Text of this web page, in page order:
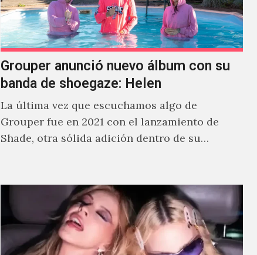
Grouper anunció nuevo álbum con su
banda de shoegaze: Helen
La última vez que escuchamos algo de
Grouper fue en 2021 con el lanzamiento de
Shade, otra sólida adición dentro de su